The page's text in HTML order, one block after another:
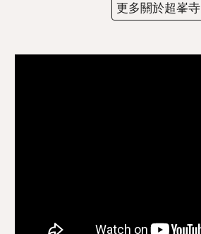
更多關於超峯寺